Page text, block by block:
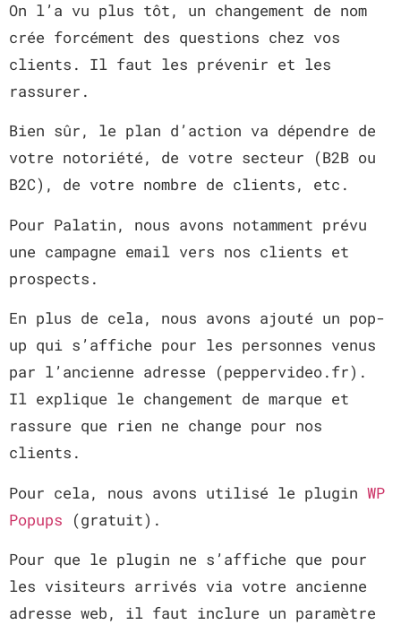
On l’a vu plus tôt, un changement de nom
crée forcément des questions chez vos
clients. Il faut les prévenir et les
rassurer.
Bien sûr, le plan d’action va dépendre de
votre notoriété, de votre secteur (B2B ou
B2C), de votre nombre de clients, etc.
Pour Palatin, nous avons notamment prévu
une campagne email vers nos clients et
prospects.
En plus de cela, nous avons ajouté un pop-
up qui s’affiche pour les personnes venus
par l’ancienne adresse (peppervideo.fr).
Il explique le changement de marque et
rassure que rien ne change pour nos
clients.
Pour cela, nous avons utilisé le plugin WP
Popups (gratuit).
Pour que le plugin ne s’affiche que pour
les visiteurs arrivés via votre ancienne
adresse web, il faut inclure un paramètre